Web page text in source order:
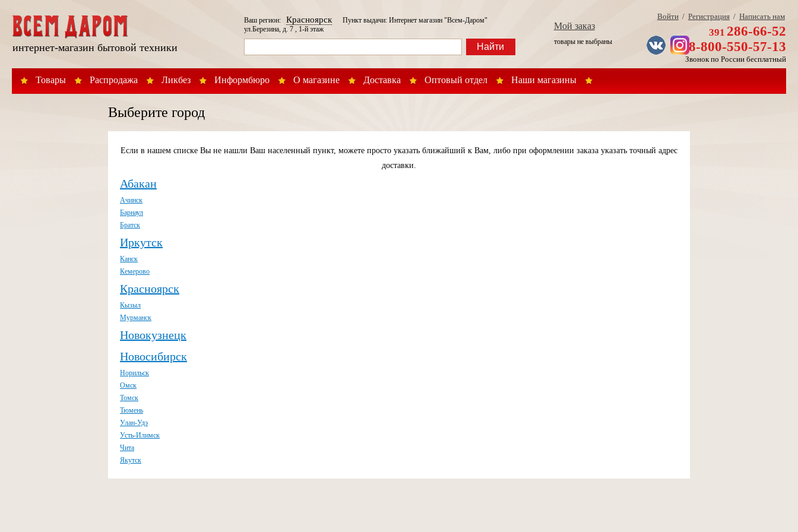
интернет-магазин бытовой техники
Товары Распродажа Ликбез Информбюро О магазине Доставка Оптовый отдел Наши магазины
Ваш регион:КрасноярскПункт выдачи: Интернет магазин "Всем-Даром"
ул.Березина, д. 7 , 1-й этаж
Найти
Мой заказ
товары не выбраны
Войти/ Регистрация/ Написать нам
391 286-66-52
8-800-550-57-13
Звонок по России бесплатный
Выберите город
Если в нашем списке Вы не нашли Ваш населенный пункт, можете просто указать ближайший к Вам, либо при оформлении заказа указать точный адрес
доставки.
Абакан
Ачинск
Барнаул
Братск
Иркутск
Канск
Кемерово
Красноярск
Кызыл
Мурманск
Новокузнецк
Новосибирск
Норильск
Омск
Томск
Тюмень
Улан-Удэ
Усть-Илимск
Чита
Якутск